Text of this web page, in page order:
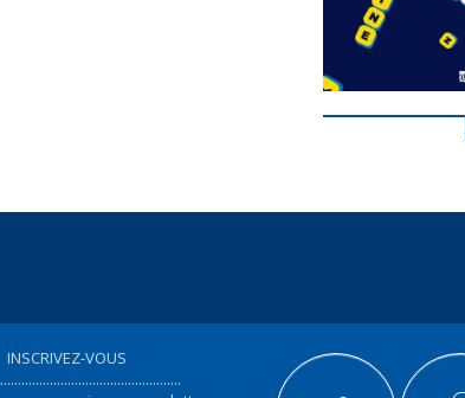
en France,...
FEUILLETER
INSCRIVEZ-VOUS
...................................................